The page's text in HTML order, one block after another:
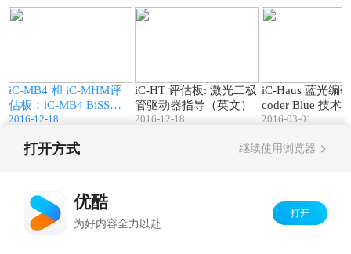
iC-MB4 和 iC-MHM评
估板：iC-MB4 BiSS接
口主机指导（英文）
2016-12-18
iC-HT 评估板: 激光二极
管驱动器指导（英文）
2016-12-18
iC-Haus 蓝光编
coder Blue 技术
介绍
2016-03-01
打开方式 继续使用浏览器
优酷
为好内容全力以赴
打开